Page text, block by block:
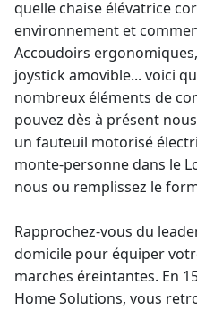
quelle chaise élévatrice
environnement et
Accoudoirs
joystick amovible... voici
nombreux éléments de
pouvez dès à présent
un fauteuil motorisé
monte-personnedans le
nous ou remplissez le
Rapprochez-vous du
domicile pour équiper
marches éreintantes. En
Home Solutions, vous